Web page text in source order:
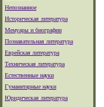
Непознанное
Историческая литература
Мемуары и биографии
Познавательная литература
Еврейская литература
Техническая литература
Естественные науки
Гуманитарные науки
Юридическая литература